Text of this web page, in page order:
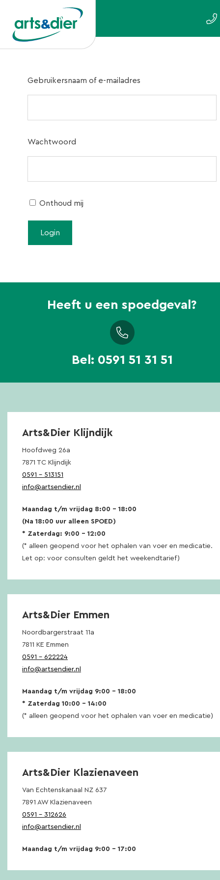
Gebruikersnaam of e-mailadres
Wachtwoord
Onthoud mij
Heeft u een spoedgeval?
Bel: 0591 51 31 51
Arts&Dier Klijndijk
Hoofdweg 26a
7871 TC Klijndijk
0591 – 513151
info@artsendier.nl
Maandag t/m vrijdag 8:00 – 18:00
(Na 18:00 uur alleen SPOED)
* Zaterdag: 9:00 – 12:00
(* alleen geopend voor het ophalen van voer en medicatie.
Let op: voor consulten geldt het weekendtarief)
Arts&Dier Emmen
Noordbargerstraat 11a
7811 KE Emmen
0591 – 622224
info@artsendier.nl
Maandag t/m vrijdag 9:00 – 18:00
* Zaterdag 10:00 – 14:00
(* alleen geopend voor het ophalen van voer en medicatie)
Arts&Dier Klazienaveen
Van Echtenskanaal NZ 637
7891 AW Klazienaveen
0591 – 312626
info@artsendier.nl
Maandag t/m vrijdag 9:00 – 17:00